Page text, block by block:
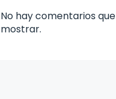
No hay comentarios que
mostrar.